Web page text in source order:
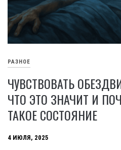
РАЗНОЕ
ЧУВСТВОВАТЬ
ЧТО ЭТО ЗНАЧИТ И
ТАКОЕ СОСТОЯНИЕ
4 ИЮЛЯ, 2025